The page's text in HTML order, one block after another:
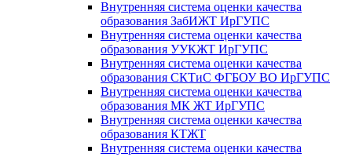
Внутренняя система оценки качества
образования ЗабИЖТ ИрГУПС
Внутренняя система оценки качества
образования УУКЖТ ИрГУПС
Внутренняя система оценки качества
образования СКТиС ФГБОУ ВО ИрГУПС
Внутренняя система оценки качества
образования МК ЖТ ИрГУПС
Внутренняя система оценки качества
образования КТЖТ
Внутренняя система оценки качества